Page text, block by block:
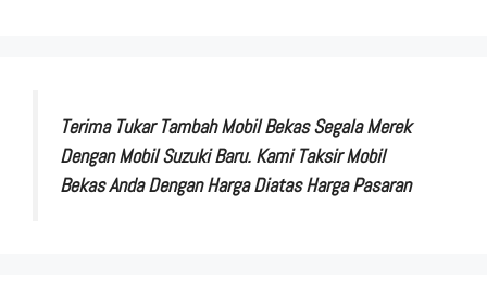
Terima Tukar Tambah Mobil Bekas Segala Merek
Dengan Mobil Suzuki Baru. Kami Taksir Mobil
Bekas Anda Dengan Harga Diatas Harga Pasaran